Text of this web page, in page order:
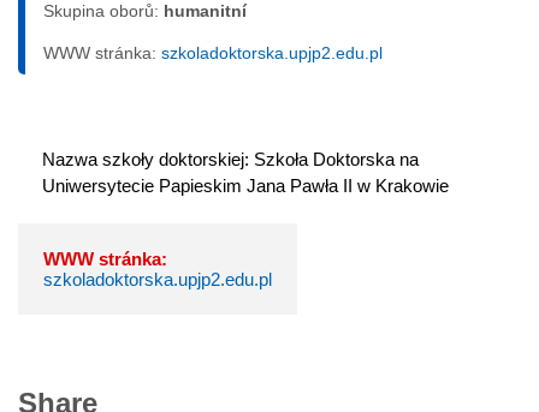
Skupina oborů: humanitní
WWW stránka: szkoladoktorska.upjp2.edu.pl
Nazwa szkoły doktorskiej: Szkoła Doktorska na
Uniwersytecie Papieskim Jana Pawła II w Krakowie
WWW stránka:
szkoladoktorska.upjp2.edu.pl
Share